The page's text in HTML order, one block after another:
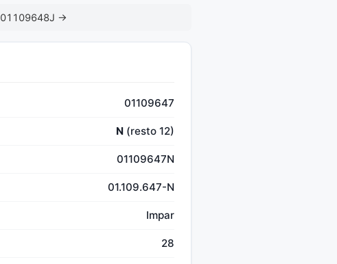
01109648J →
01109647
N (resto 12)
01109647N
01.109.647-N
Impar
28